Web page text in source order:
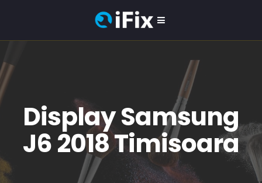
Display Samsung
J6 2018 Timisoara